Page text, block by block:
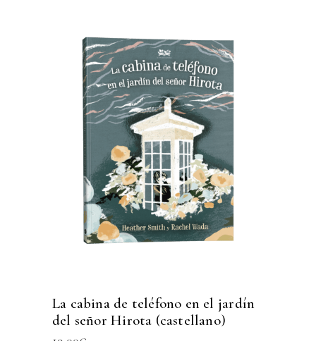
La cabina de teléfono en el jardín
del señor Hirota (castellano)